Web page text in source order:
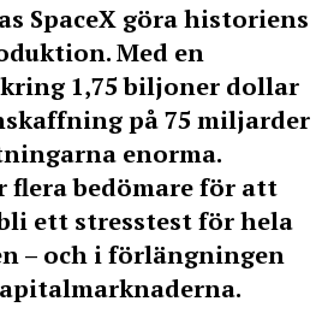
SpaceX göra historiens
Med en
1,75 biljoner dollar
på 75 miljarder
enorma.
flera bedömare för att
ett stresstest för hela
– och i förlängningen